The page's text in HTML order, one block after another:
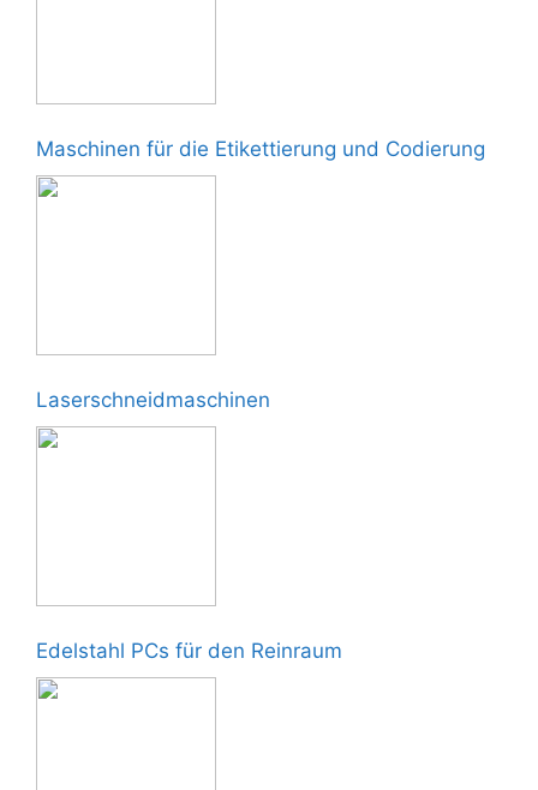
Maschinen für die Etikettierung und Codierung
Laserschneidmaschinen
Edelstahl PCs für den Reinraum